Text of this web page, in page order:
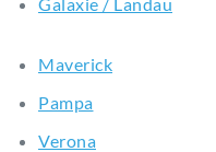
Maverick
Pampa
Verona